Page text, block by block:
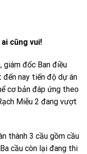
cũng vui!
giám đốc Ban điều
đến nay tiến độ dự án
cơ bản đáp ứng theo
Miễu 2 đang vượt
thành 3 cầu gồm cầu
cầu còn lại đang thi